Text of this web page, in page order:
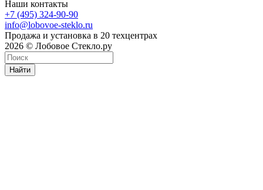
Наши контакты
+7 (495) 324-90-90
info@lobovoe-steklo.ru
Продажа и установка в 20 техцентрах
2026 © Лобовое Стекло.ру
Найти